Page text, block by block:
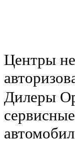
Центры
Дилеры